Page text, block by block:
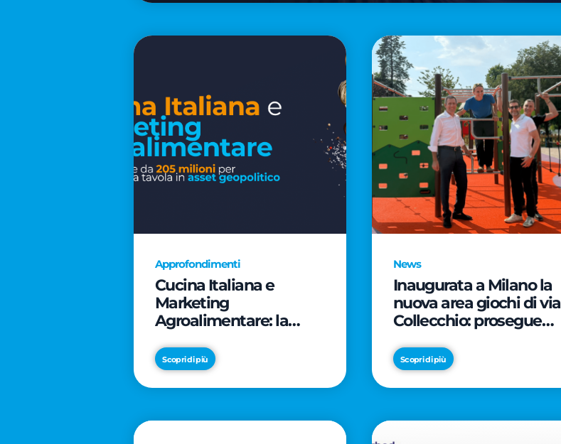
Approfondimenti
Cucina Italiana e
Marketing
Agroalimentare: la
milioni per trasformare
la tavola in asset
geopolitico
Scopri di più
News
Inaugurata a Milano la
nuova area giochi di via
Collecchio: prosegue
SmartCityLife per gli
spazi pubblici del
Municipio 8
Scopri di più